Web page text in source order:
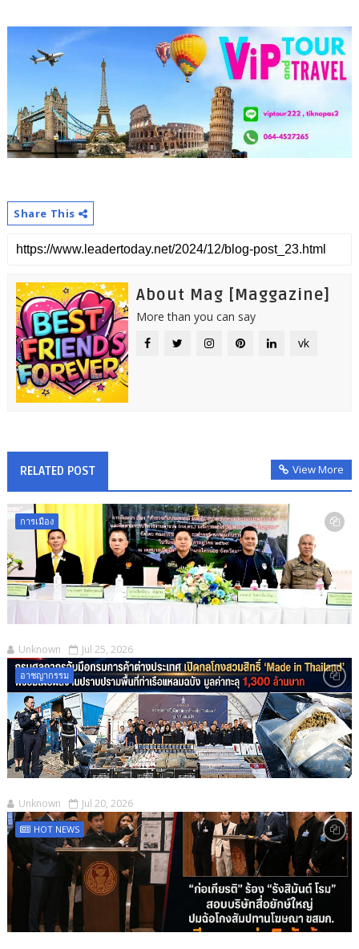
Share This
About Mag [Maggazine]
More than you can say
vk
RELATED POST View More
การเมือง
Unknown Jul 25, 2026
อาชญากรรม
Unknown Jul 20, 2026
HOT NEWS